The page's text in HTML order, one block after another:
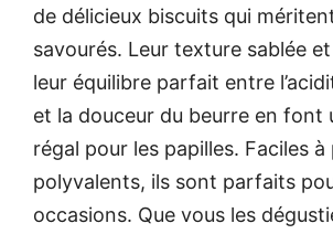
de délicieux biscuits qui
savourés. Leur texture sablée
leur équilibre parfait entre
et la douceur du beurre en font
régal pour les papilles. Faciles
polyvalents, ils sont parfaits
occasions. Que vous les